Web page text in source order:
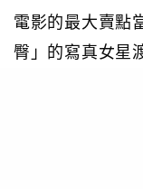
電影的最大賣點
臀」的寫真女星